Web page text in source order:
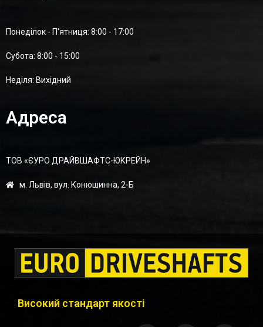
Понеділок - П'ятниця: 8:00 - 17:00
Суботa: 8:00 - 15:00
Неділя: Вихідний
Адреса
ТОВ «ЄУРО ДРАЙВШАФТC-ЮКРЕЙН»
м. Львів, вул. Конюшинна, 2-Б
Високий стандарт якості